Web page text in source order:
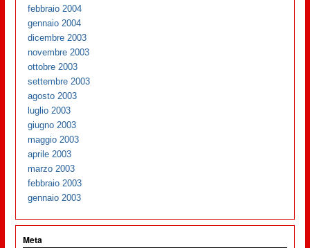
febbraio 2004
gennaio 2004
dicembre 2003
novembre 2003
ottobre 2003
settembre 2003
agosto 2003
luglio 2003
giugno 2003
maggio 2003
aprile 2003
marzo 2003
febbraio 2003
gennaio 2003
Meta